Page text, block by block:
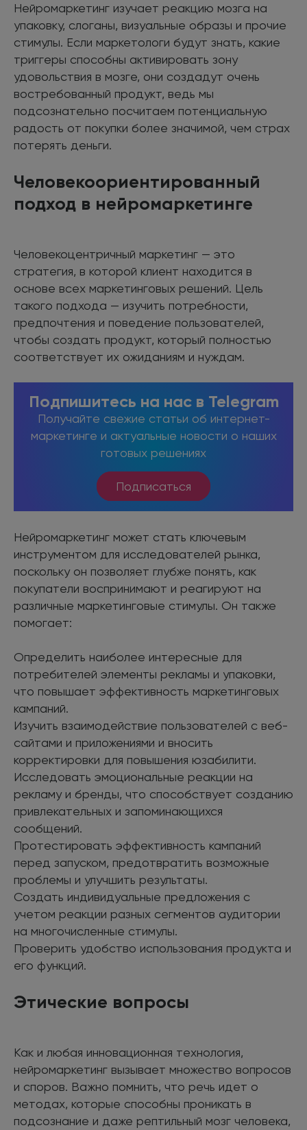
Нейромаркетинг изучает реакцию мозга на
упаковку, слоганы, визуальные образы и прочие
стимулы. Если маркетологи будут знать, какие
триггеры способны активировать зону
удовольствия в мозге, они создадут очень
востребованный продукт, ведь мы
подсознательно посчитаем потенциальную
радость от покупки более значимой, чем страх
потерять деньги.
Человекоориентированный
подход в нейромаркетинге
Человекоцентричный маркетинг — это
стратегия, в которой клиент находится в
основе всех маркетинговых решений. Цель
такого подхода — изучить потребности,
предпочтения и поведение пользователей,
чтобы создать продукт, который полностью
соответствует их ожиданиям и нуждам.
Подпишитесь на нас в Telegram
Получайте свежие статьи об интернет-
маркетинге и актуальные новости о наших
готовых решениях
Подписаться
Нейромаркетинг может стать ключевым
инструментом для исследователей рынка,
поскольку он позволяет глубже понять, как
покупатели воспринимают и реагируют на
различные маркетинговые стимулы. Он также
помогает:
Определить наиболее интересные для
потребителей элементы рекламы и упаковки,
что повышает эффективность маркетинговых
кампаний.
Изучить взаимодействие пользователей с веб-
сайтами и приложениями и вносить
корректировки для повышения юзабилити.
Исследовать эмоциональные реакции на
рекламу и бренды, что способствует созданию
привлекательных и запоминающихся
сообщений.
Протестировать эффективность кампаний
перед запуском, предотвратить возможные
проблемы и улучшить результаты.
Создать индивидуальные предложения с
учетом реакции разных сегментов аудитории
на многочисленные стимулы.
Проверить удобство использования продукта и
его функций.
Этические вопросы
Как и любая инновационная технология,
нейромаркетинг вызывает множество вопросов
и споров. Важно помнить, что речь идет о
методах, которые способны проникать в
подсознание и даже рептильный мозг человека,